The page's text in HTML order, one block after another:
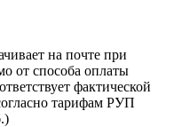
на почте при
от способа оплаты
фактической
тарифам РУП